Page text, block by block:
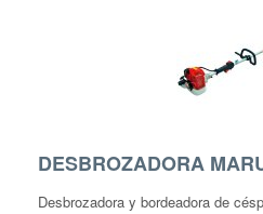
DESBROZADORA
Desbrozadora y bordeadora de